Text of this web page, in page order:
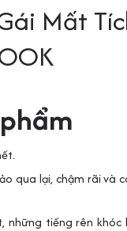
Mất
qua lại, chậm rãi và
những tiếng rên